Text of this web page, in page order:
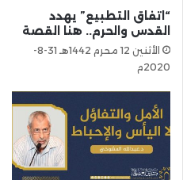
“اتفاق التطبيع” يهدد
القدس والحرم.. هنا القصة
الأثنين 12 محرم 1442هـ 31-8-
2020م